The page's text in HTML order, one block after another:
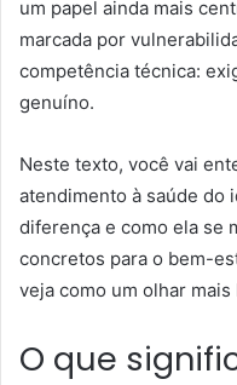
um papel ainda mais
marcada por
competência técnica:
genuíno.
Neste texto, você vai
atendimento à saúde do
diferença e como ela se
concretos para o bem-
veja como um olhar
O que